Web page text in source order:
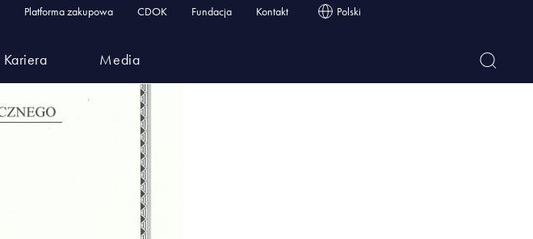
Platforma zakupowa CDOK Fundacja Kontakt Polski
Kariera Media